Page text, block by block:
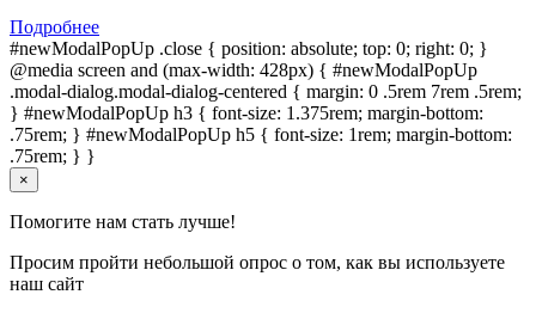
Подробнее
#newModalPopUp .close { position: absolute; top: 0; right: 0; }
@media screen and (max-width: 428px) { #newModalPopUp
.modal-dialog.modal-dialog-centered { margin: 0 .5rem 7rem .5rem;
} #newModalPopUp h3 { font-size: 1.375rem; margin-bottom:
.75rem; } #newModalPopUp h5 { font-size: 1rem; margin-bottom:
.75rem; } }
×
Помогите нам стать лучше!
Просим пройти небольшой опрос о том, как вы используете
наш сайт